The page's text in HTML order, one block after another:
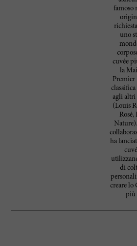
famoso
uno
cuvée
la
agli altri
(Louis
ha
di
creare lo
più